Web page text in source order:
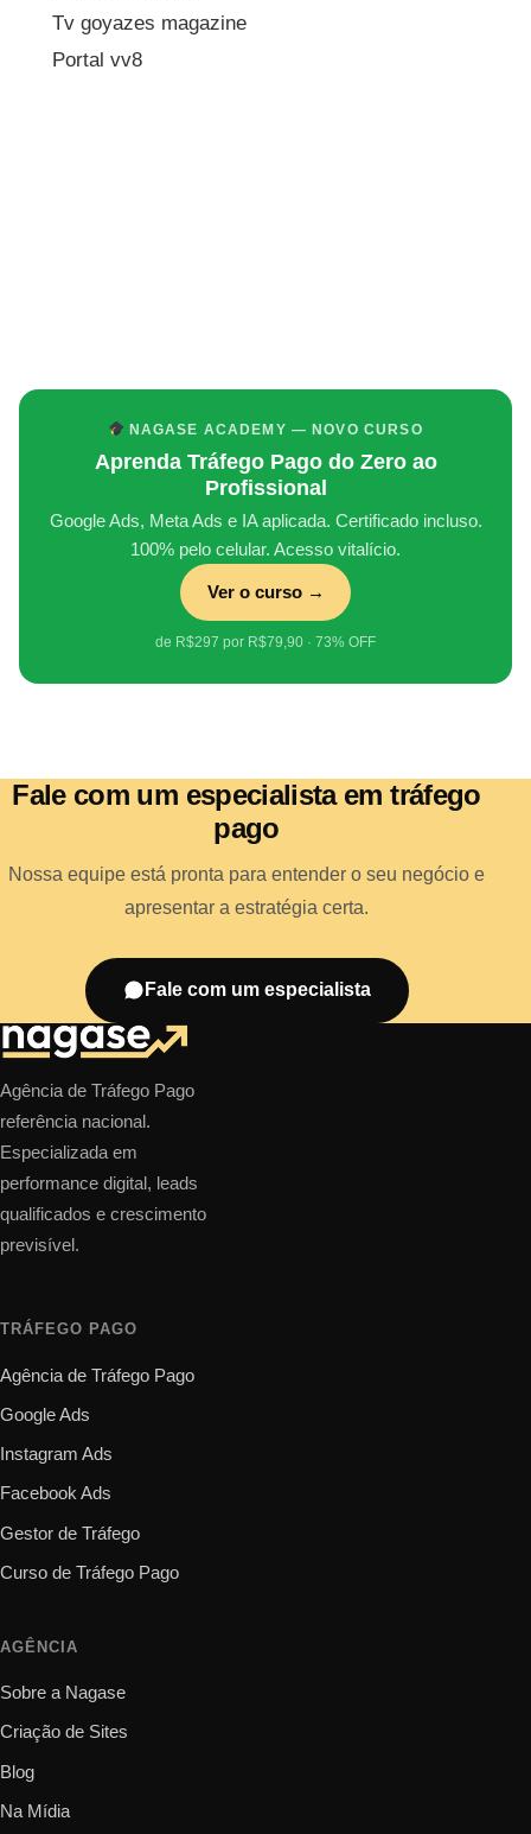
Tv goyazes magazine
Portal vv8
NAGASE ACADEMY — NOVO CURSO
Aprenda Tráfego Pago do Zero ao
Profissional
Google Ads, Meta Ads e IA aplicada. Certificado incluso.
100% pelo celular. Acesso vitalício.
Ver o curso →
de R$297 por R$79,90 · 73% OFF
Fale com um especialista em tráfego
pago
Nossa equipe está pronta para entender o seu negócio e
apresentar a estratégia certa.
Fale com um especialista
Agência de Tráfego Pago
referência nacional.
Especializada em
performance digital, leads
qualificados e crescimento
previsível.
TRÁFEGO PAGO
Agência de Tráfego Pago
Google Ads
Instagram Ads
Facebook Ads
Gestor de Tráfego
Curso de Tráfego Pago
AGÊNCIA
Sobre a Nagase
Criação de Sites
Blog
Na Mídia